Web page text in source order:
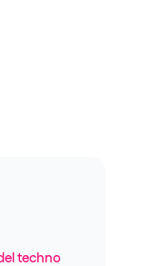
techno